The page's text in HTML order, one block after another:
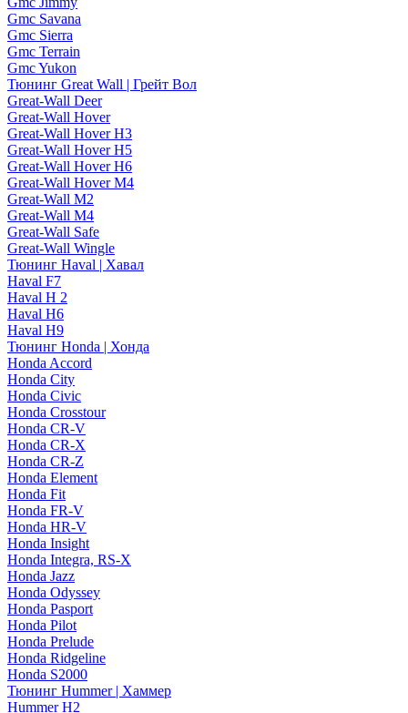
Gmc Savana
Gmc Sierra
Gmc Terrain
Gmc Yukon
Тюнинг Great Wall | Грейт Вол
Great-Wall Deer
Great-Wall Hover
Great-Wall Hover H3
Great-Wall Hover H5
Great-Wall Hover H6
Great-Wall Hover M4
Great-Wall M2
Great-Wall M4
Great-Wall Safe
Great-Wall Wingle
Тюнинг Haval | Хавал
Haval F7
Haval H 2
Haval H6
Haval H9
Тюнинг Honda | Хонда
Honda Accord
Honda City
Honda Civic
Honda Crosstour
Honda CR-V
Honda CR-X
Honda CR-Z
Honda Element
Honda Fit
Honda FR-V
Honda HR-V
Honda Insight
Honda Integra, RS-X
Honda Jazz
Honda Odyssey
Honda Pasport
Honda Pilot
Honda Prelude
Honda Ridgeline
Honda S2000
Тюнинг Hummer | Хаммер
Hummer H2